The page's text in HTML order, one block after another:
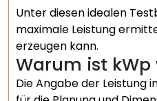
Unter diesen idealen
maximale Leistung
erzeugen kann.
Warum ist
Die Angabe der Leistung